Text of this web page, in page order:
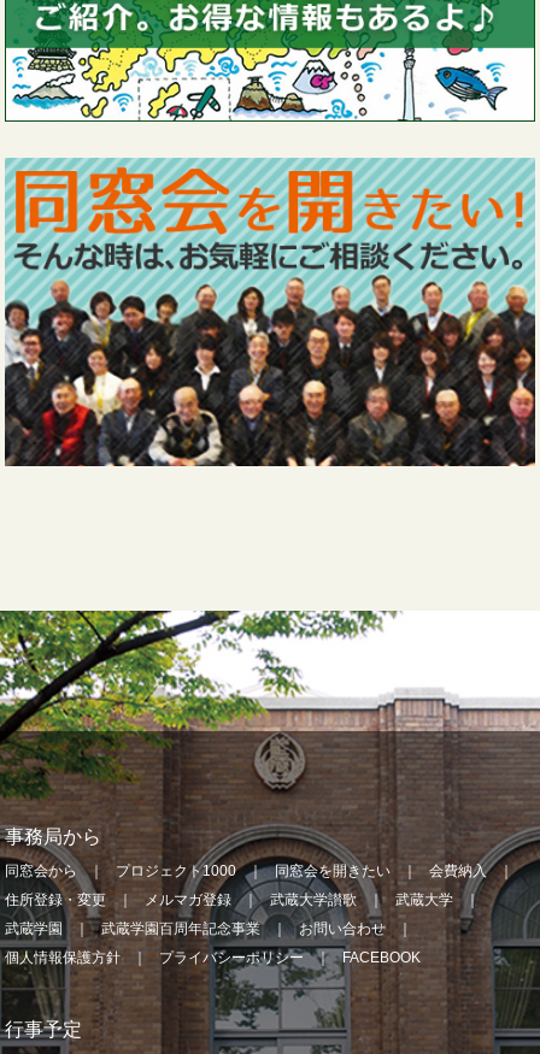
事務局から
同窓会から プロジェクト1000 同窓会を開きたい
会費納入
住所登録・変更
メルマガ登録 武蔵大学讃歌
武蔵大学
武蔵学園
武蔵学園百周年記念事業
お問い合わせ
個人情報保護方針
プライバシーポリシー FACEBOOK
行事予定